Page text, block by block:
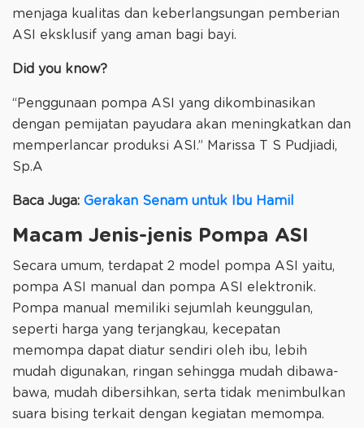
menjaga kualitas dan keberlangsungan pemberian
ASI eksklusif yang aman bagi bayi.
Did you know?
“Penggunaan pompa ASI yang dikombinasikan
dengan pemijatan payudara akan meningkatkan dan
memperlancar produksi ASI.” Marissa T S Pudjiadi,
Sp.A
Baca Juga: Gerakan Senam untuk Ibu Hamil
Macam Jenis-jenis Pompa ASI
Secara umum, terdapat 2 model pompa ASI yaitu,
pompa ASI manual dan pompa ASI elektronik.
Pompa manual memiliki sejumlah keunggulan,
seperti harga yang terjangkau, kecepatan
memompa dapat diatur sendiri oleh ibu, lebih
mudah digunakan, ringan sehingga mudah dibawa-
bawa, mudah dibersihkan, serta tidak menimbulkan
suara bising terkait dengan kegiatan memompa.